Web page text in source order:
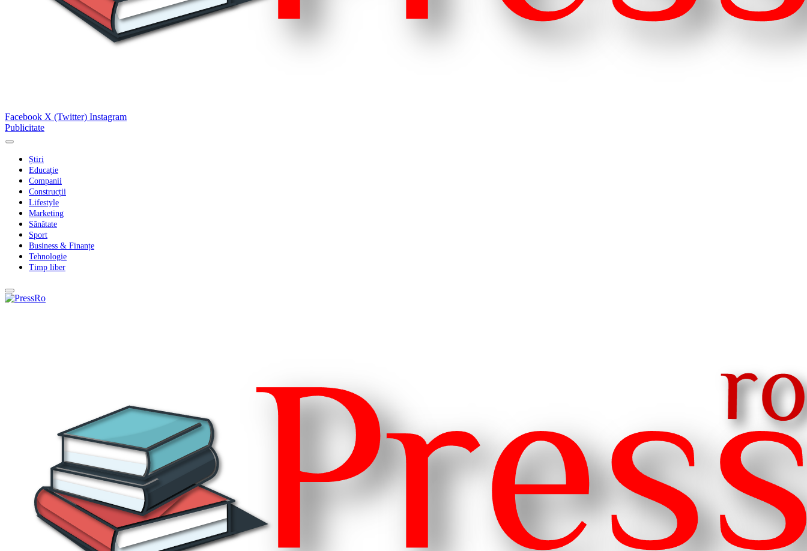
Facebook X (Twitter) Instagram
Publicitate
Știri
Educație
Companii
Construcții
Lifestyle
Marketing
Sănătate
Sport
Business & Finanțe
Tehnologie
Timp liber